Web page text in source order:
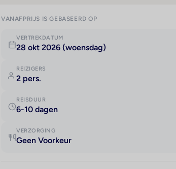
VANAFPRIJS IS GEBASEERD OP
VERTREKDATUM
28 okt 2026 (woensdag)
REIZIGERS
2 pers.
REISDUUR
6-10 dagen
VERZORGING
Geen Voorkeur